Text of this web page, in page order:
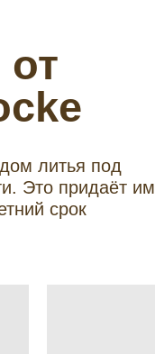
литья под
Это придаёт им
срок